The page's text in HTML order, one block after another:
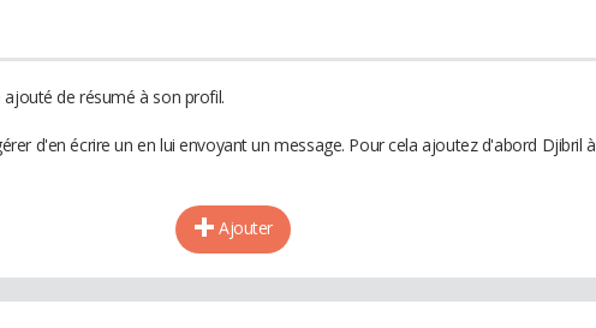
de résumé à son profil.
d'en écrire un en lui envoyant un message. Pour cela ajoutez d'abord Djibril à
Ajouter